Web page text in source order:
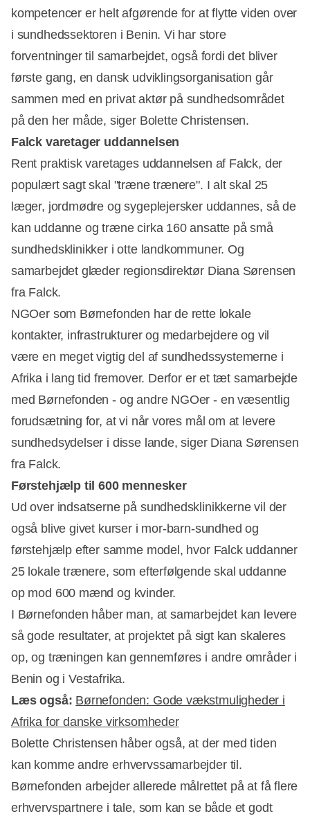
kompetencer er helt afgørende for at flytte viden over
i sundhedssektoren i Benin. Vi har store
forventninger til samarbejdet, også fordi det bliver
første gang, en dansk udviklingsorganisation går
sammen med en privat aktør på sundhedsområdet
på den her måde, siger Bolette Christensen.
Falck varetager uddannelsen
Rent praktisk varetages uddannelsen af Falck, der
populært sagt skal "træne trænere". I alt skal 25
læger, jordmødre og sygeplejersker uddannes, så de
kan uddanne og træne cirka 160 ansatte på små
sundhedsklinikker i otte landkommuner. Og
samarbejdet glæder regionsdirektør Diana Sørensen
fra Falck.
NGOer som Børnefonden har de rette lokale
kontakter, infrastrukturer og medarbejdere og vil
være en meget vigtig del af sundhedssystemerne i
Afrika i lang tid fremover. Derfor er et tæt samarbejde
med Børnefonden - og andre NGOer - en væsentlig
forudsætning for, at vi når vores mål om at levere
sundhedsydelser i disse lande, siger Diana Sørensen
fra Falck.
Førstehjælp til 600 mennesker
Ud over indsatserne på sundhedsklinikkerne vil der
også blive givet kurser i mor-barn-sundhed og
førstehjælp efter samme model, hvor Falck uddanner
25 lokale trænere, som efterfølgende skal uddanne
op mod 600 mænd og kvinder.
I Børnefonden håber man, at samarbejdet kan levere
så gode resultater, at projektet på sigt kan skaleres
op, og træningen kan gennemføres i andre områder i
Benin og i Vestafrika.
Læs også: Børnefonden: Gode vækstmuligheder i
Afrika for danske virksomheder
Bolette Christensen håber også, at der med tiden
kan komme andre erhvervssamarbejder til.
Børnefonden arbejder allerede målrettet på at få flere
erhvervspartnere i tale, som kan se både et godt